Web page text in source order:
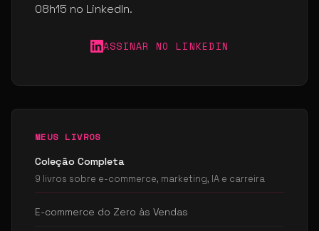
08h15 no LinkedIn.
ASSINAR NO LINKEDIN
MEUS LIVROS
Coleção Completa
9 livros sobre e-commerce, marketing, IA e carreira
E-commerce do Zero às Vendas